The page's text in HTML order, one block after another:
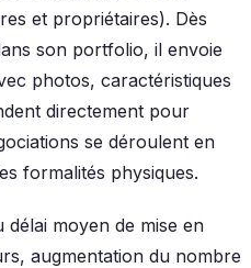
et propriétaires). Dès
son portfolio, il envoie
photos, caractéristiques
directement pour
se déroulent en
formalités physiques.
délai moyen de mise en
augmentation du nombre